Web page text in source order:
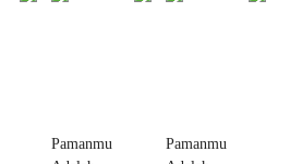
Pamanmu
Pamanmu